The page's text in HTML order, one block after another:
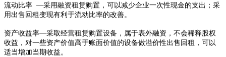
流动比率 —采用融资租赁购置，可以减少企业一次性现金的支出；采
用出售回租变现有利于流动比率的改善。
资产收益率—采取经营租赁购置设备，属于表外融资，不会稀释股权
收益，对一些资产价值高于账面价值的设备做溢价性出售回租，可以
适当增加当期收益。